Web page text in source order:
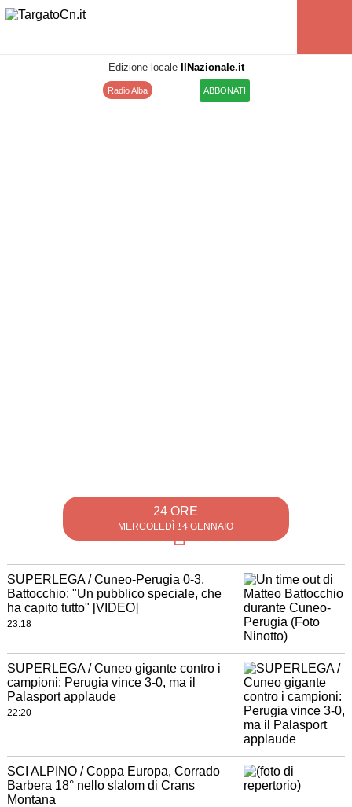
Edizione locale IlNazionale.it
Radio Alba ABBONATI
24 ORE
MERCOLEDÌ 14 GENNAIO
SUPERLEGA / Cuneo-Perugia 0-3,
Battocchio: "Un pubblico speciale, che
ha capito tutto" [VIDEO]
23:18
SUPERLEGA / Cuneo gigante contro i
campioni: Perugia vince 3-0, ma il
Palasport applaude
22:20
SCI ALPINO / Coppa Europa, Corrado
Barbera 18° nello slalom di Crans
Montana